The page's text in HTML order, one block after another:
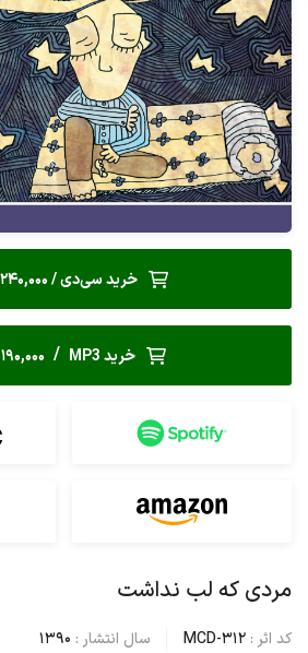
خرید سی‌دی / 240,000 تومان
خرید MP3 / 190,000 تومان
مردی که لب نداشت
کد اثر : MCD-312 سال انتشار : 1390